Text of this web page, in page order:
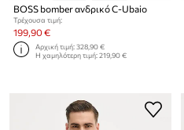
BOSS bomber ανδρικό C-Ubaio
Τρέχουσα τιμή:
199,90 €
Αρχική τιμή:328,90 €
Η χαμηλότερη τιμή:219,90 €